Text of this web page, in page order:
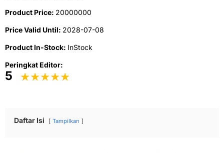
Product Price: 20000000
Price Valid Until: 2028-07-08
Product In-Stock: InStock
Peringkat Editor:
5
Daftar Isi Tampilkan